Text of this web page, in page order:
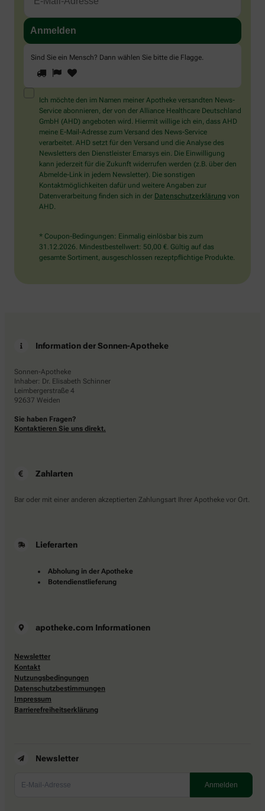
Sind Sie ein Mensch? Dann wählen Sie bitte die Flagge.
Sind
Sie
ein
Mensch?
Dann
wählen
Sie
bitte
die
Flagge.
1 2
Ich möchte den im Namen meiner Apotheke versandten News-
Service abonnieren, der von der Alliance Healthcare Deutschland
GmbH (AHD) angeboten wird. Hiermit willige ich ein, dass AHD
meine E-Mail-Adresse zum Versand des News-Service
verarbeitet. AHD setzt für den Versand und die Analyse des
Newsletters den Dienstleister Emarsys ein. Die Einwilligung
kann jederzeit für die Zukunft widerrufen werden (z.B. über den
Abmelde-Link in jedem Newsletter). Die sonstigen
Kontaktmöglichkeiten dafür und weitere Angaben zur
Datenverarbeitung finden sich in der Datenschutzerklärung von
AHD.
* Coupon-Bedingungen: Einmalig einlösbar bis zum
31.12.2026. Mindestbestellwert: 50,00 €. Gültig auf das
gesamte Sortiment, ausgeschlossen rezeptpflichtige Produkte.
Information der Sonnen-Apotheke
Sonnen-Apotheke
Inhaber: Dr. Elisabeth Schinner
Leimbergerstraße 4
92637 Weiden
Sie haben Fragen?
Kontaktieren Sie uns direkt.
Zahlarten
Bar oder mit einer anderen akzeptierten Zahlungsart Ihrer Apotheke vor Ort.
Lieferarten
Abholung in der Apotheke
Botendienstlieferung
apotheke.com Informationen
Newsletter
Kontakt
Nutzungsbedingungen
Datenschutzbestimmungen
Impressum
Barrierefreiheitserklärung
Newsletter